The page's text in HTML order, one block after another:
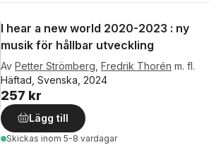
I hear a new world 2020-2023 : ny
musik för hållbar utveckling
Av Petter Strömberg Fredrik Thorén m. fl.
Häftad, Svenska, 2024
257 kr
Lägg till
Skickas inom 5-8 vardagar